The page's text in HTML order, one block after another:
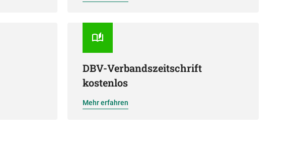
DBV-Verbandszeitschrift
kostenlos
Mehr erfahren